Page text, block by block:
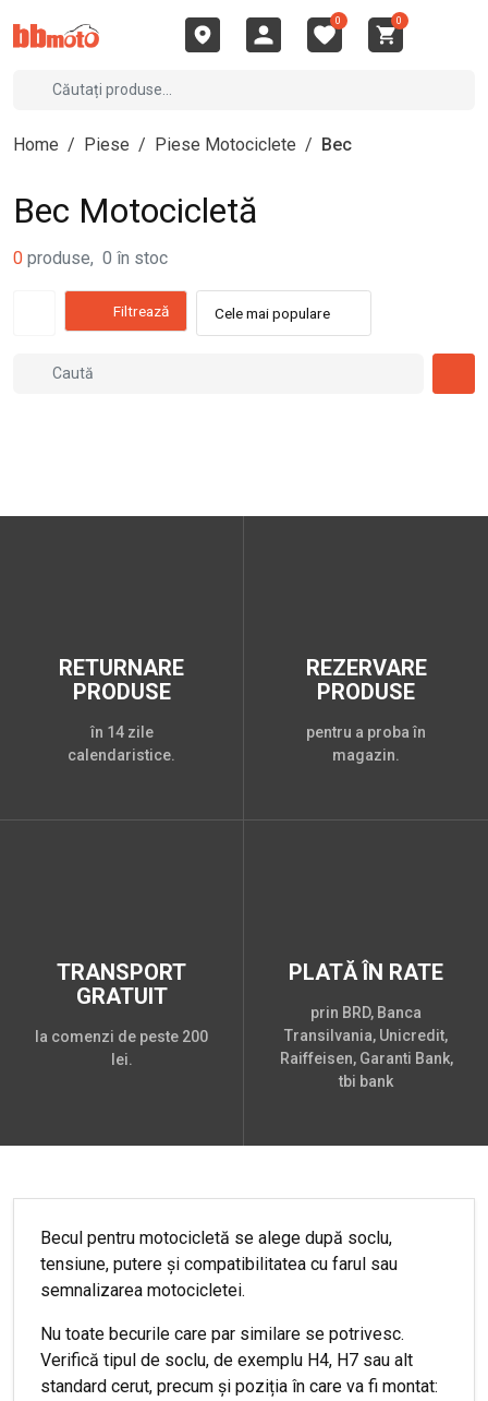
0 0
Home / Piese / Piese Motociclete / Bec
Bec Motocicletă
0 produse, 0 în stoc
Filtrează Cele mai populare
RETURNARE
PRODUSE
în 14 zile
calendaristice.
REZERVARE
PRODUSE
pentru a proba în
magazin.
TRANSPORT
GRATUIT
la comenzi de peste 200
lei.
PLATĂ ÎN RATE
prin BRD, Banca
Transilvania, Unicredit,
Raiffeisen, Garanti Bank,
tbi bank
Becul pentru motocicletă se alege după soclu,
tensiune, putere și compatibilitatea cu farul sau
semnalizarea motocicletei.
Nu toate becurile care par similare se potrivesc.
Verifică tipul de soclu, de exemplu H4, H7 sau alt
standard cerut, precum și poziția în care va fi montat: